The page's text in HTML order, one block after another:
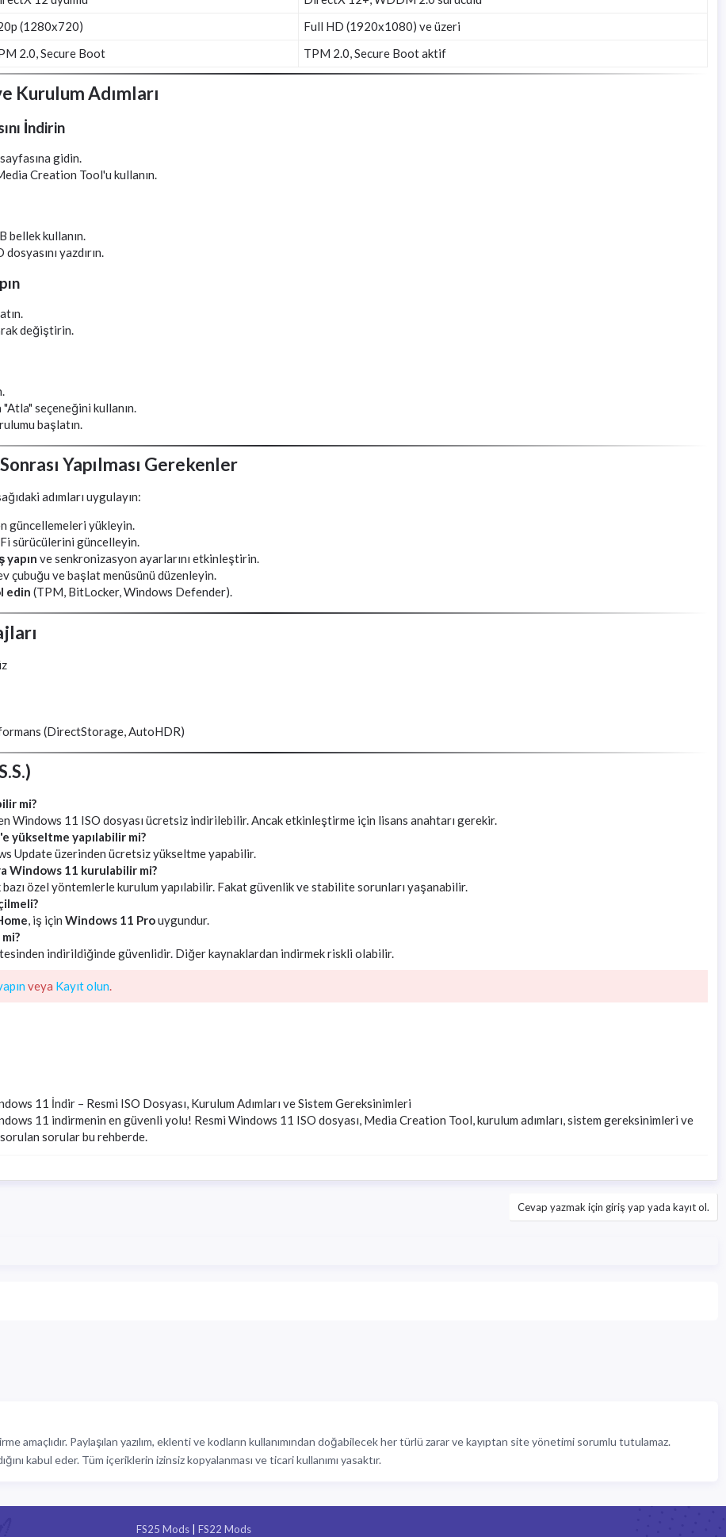
(1280x720)
Full HD (1920x1080) ve üzeri
2.0, Secure Boot TPM 2.0, Secure Boot aktif
Kurulum Adımları
İndirin
gidin.
Creation Tool'u kullanın.
bellek kullanın.
yazdırın.
değiştirin.
"Atla" seçeneğini kullanın.
başlatın.
Yapılması Gerekenler
adımları uygulayın:
güncellemeleri yükleyin.
sürücülerini güncelleyin.
yapın ve senkronizasyon ayarlarını etkinleştirin.
çubuğu ve başlat menüsünü düzenleyin.
edin (TPM, BitLocker, Windows Defender).
(DirectStorage, AutoHDR)
mi?
Windows 11 ISO dosyası ücretsiz indirilebilir. Ancak etkinleştirme için lisans anahtarı gerekir.
yükseltme yapılabilir mi?
Update üzerinden ücretsiz yükseltme yapabilir.
Windows 11 kurulabilir mi?
bazı özel yöntemlerle kurulum yapılabilir. Fakat güvenlik ve stabilite sorunları yaşanabilir.
, iş için Windows 11 Prouygundur.
indirildiğinde güvenlidir. Diğer kaynaklardan indirmek riskli olabilir.
veya Kayıt olun.
11 İndir – Resmi ISO Dosyası, Kurulum Adımları ve Sistem Gereksinimleri
11 indirmenin en güvenli yolu! Resmi Windows 11 ISO dosyası, Media Creation Tool, kurulum adımları, sistem gereksinimleri ve
sorulan sorular bu rehberde.
Cevap yazmak için giriş yap yada kayıt ol.
amaçlıdır. Paylaşılan yazılım, eklenti ve kodların kullanımından doğabilecek her türlü zarar ve kayıptan site yönetimi sorumlu tutulamaz.
kabul eder. Tüm içeriklerin izinsiz kopyalanması ve ticari kullanımı yasaktır.
FS25 Mods| FS22 Mods